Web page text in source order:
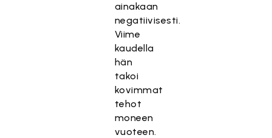
ainakaan
negatiivisesti.
Viime
kaudella
hän
takoi
kovimmat
tehot
moneen
vuoteen.